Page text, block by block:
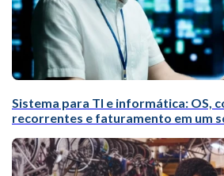
Sistema para TI e informática: OS,
recorrentes e faturamento em um